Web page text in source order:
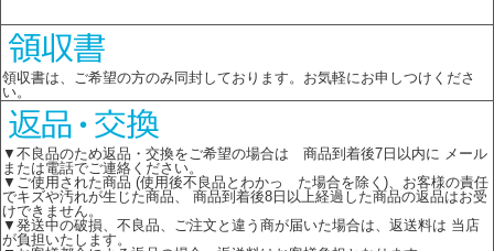
領収書は、ご希望の方のみ同封しております。お気軽にお申しつけくださ
い。
▼不良品のため返品・交換をご希望の場合は 商品到着後7日以内に メール
または電話でご連絡ください。
▼ご使用された商品 (使用後不良品とわかっ た場合を除く)、お客様の責任
でキズや汚れが生じた商品、 商品到着後8日以上経過した商品の返品はお受
けできません。
▼発送中の破損、不良品、ご注文と違う商が届いた場合は、返送料は 当店
が負担いたします。